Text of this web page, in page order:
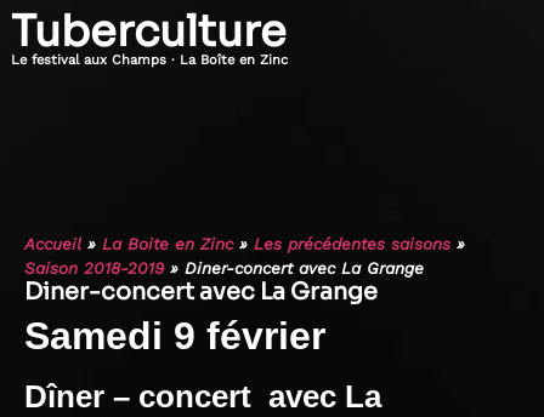
Tuberculture
Le festival aux Champs · La Boîte en Zinc
Accueil» La Boite en Zinc» Les précédentes saisons »
Saison 2018-2019» Diner-concert avec La Grange
Diner-concert avec La Grange
Samedi 9 février
Dîner – concert avec La